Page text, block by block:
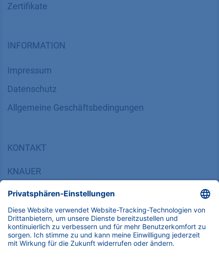
Zertifikate
INFORMATION
Impressum
Datenschutz
​​​​​​​​​​​​​​​​​Allgemeine Geschäftsbedingungen
KONTAKT
KNAUER
14163 Berlin, Germany
​​​​​​​​​​​​​​i​n​f​o​@​k​n​a​u​e​r​.​n​e​t
+49 30 809727-0